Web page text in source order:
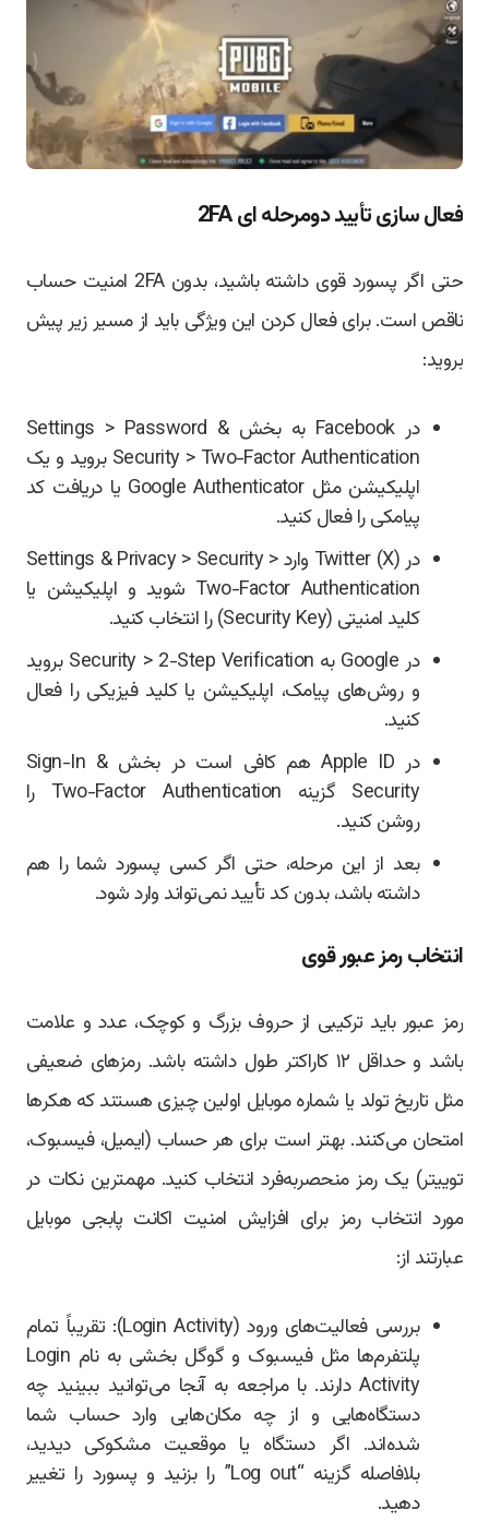
فعال‌ سازی تأیید دومرحله ‌ای 2FA
حتی اگر پسورد قوی داشته باشید، بدون 2FA امنیت حساب
ناقص است. برای فعال کردن این ویژگی باید از مسیر زیر پیش
بروید:
در Facebook به بخش Settings > Password &
Security > Two-Factor Authentication بروید و یک
اپلیکیشن مثل Google Authenticator یا دریافت کد
پیامکی را فعال کنید.
در Twitter (X) وارد Settings & Privacy > Security >
Two-Factor Authentication شوید و اپلیکیشن یا
کلید امنیتی (Security Key) را انتخاب کنید.
در Google به Security > 2-Step Verification بروید
و روش‌های پیامک، اپلیکیشن یا کلید فیزیکی را فعال
کنید.
در Apple ID هم کافی است در بخش Sign-In &
Security گزینه Two-Factor Authentication را
روشن کنید.
بعد از این مرحله، حتی اگر کسی پسورد شما را هم
داشته باشد، بدون کد تأیید نمی‌تواند وارد شود.
انتخاب رمز عبور قوی
رمز عبور باید ترکیبی از حروف بزرگ و کوچک، عدد و علامت
باشد و حداقل ۱۲ کاراکتر طول داشته باشد. رمزهای ضعیفی
مثل تاریخ تولد یا شماره موبایل اولین چیزی هستند که هکرها
امتحان می‌کنند. بهتر است برای هر حساب (ایمیل، فیسبوک،
توییتر) یک رمز منحصربه‌فرد انتخاب کنید. مهمترین نکات در
مورد انتخاب رمز برای افزایش امنیت اکانت پابجی موبایل
عبارتند از:
بررسی فعالیت‌های ورود (Login Activity): تقریباً تمام
پلتفرم‌ها مثل فیسبوک و گوگل بخشی به نام Login
Activity دارند. با مراجعه به آنجا می‌توانید ببینید چه
دستگاه‌هایی و از چه مکان‌هایی وارد حساب شما
شده‌اند. اگر دستگاه یا موقعیت مشکوکی دیدید،
بلافاصله گزینه “Log out” را بزنید و پسورد را تغییر
دهید.